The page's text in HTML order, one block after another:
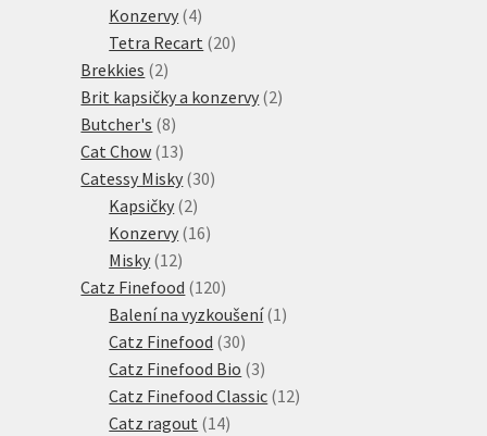
produktů
Konzervy 44
produkty
Tetra Recart 2020
Brekkies 22
produkty
Brit kapsičky a konzervy 22
Butcher's 88
produktů
Cat Chow 1313
produktů
Catessy Misky 3030
Kapsičky 22
produkty
Konzervy 1616
Misky 1212
produktů
Catz Finefood 120120
produktů
Balení na vyzkoušení 1 1
Catz Finefood 3030
produktů
Catz Finefood Bio 33
produkty
Catz Finefood Classic 1212
Catz ragout 1414